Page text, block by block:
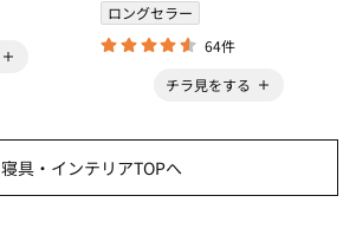
ロングセラー
64件
チラ見をする
寝具・インテリアTOPへ